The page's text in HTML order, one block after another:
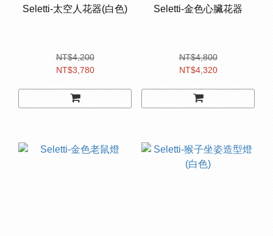
Seletti-太空人花器(白色)
NT$4,200
NT$3,780
Seletti-金色心臟花器
NT$4,800
NT$4,320